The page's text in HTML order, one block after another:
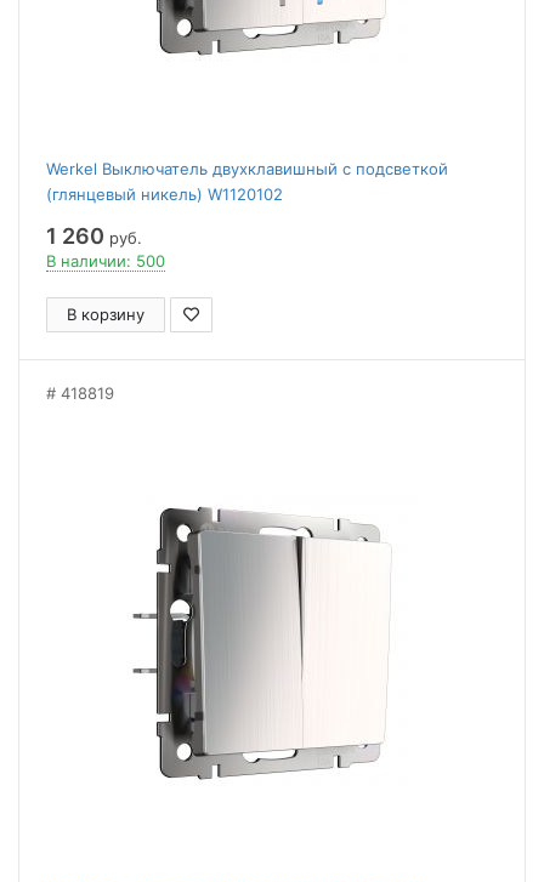
Werkel Выключатель двухклавишный с подсветкой
(глянцевый никель) W1120102
1 260 руб.
В наличии: 500
В корзину
418819